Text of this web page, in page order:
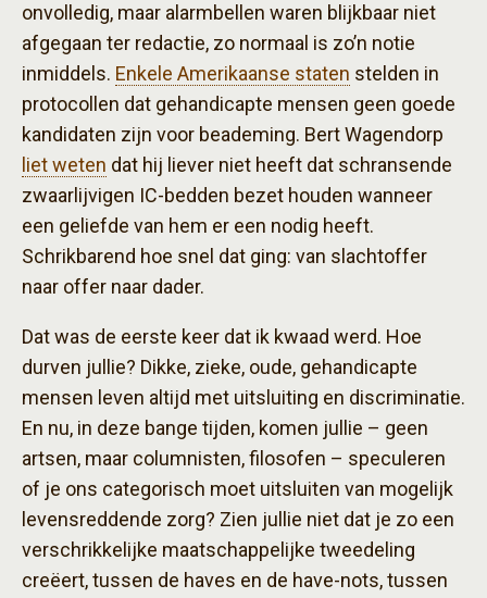
onvolledig, maar alarmbellen waren blijkbaar niet
afgegaan ter redactie, zo normaal is zo’n notie
inmiddels. Enkele Amerikaanse staten stelden in
protocollen dat gehandicapte mensen geen goede
kandidaten zijn voor beademing. Bert Wagendorp
liet weten dat hij liever niet heeft dat schransende
zwaarlijvigen IC-bedden bezet houden wanneer
een geliefde van hem er een nodig heeft.
Schrikbarend hoe snel dat ging: van slachtoffer
naar offer naar dader.
Dat was de eerste keer dat ik kwaad werd. Hoe
durven jullie? Dikke, zieke, oude, gehandicapte
mensen leven altijd met uitsluiting en discriminatie.
En nu, in deze bange tijden, komen jullie – geen
artsen, maar columnisten, filosofen – speculeren
of je ons categorisch moet uitsluiten van mogelijk
levensreddende zorg? Zien jullie niet dat je zo een
verschrikkelijke maatschappelijke tweedeling
creëert, tussen de haves en de have-nots, tussen